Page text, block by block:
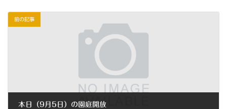
前の記事
本日（9月5日）の園庭開放